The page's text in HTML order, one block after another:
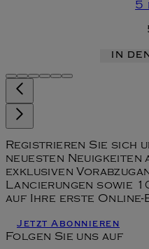
5
IN
Registrieren Sie sich
neuesten Neuigkeiten
exklusiven
Lancierungen sowie
auf Ihre erste
Jetzt Abonnieren
Folgen Sie uns auf